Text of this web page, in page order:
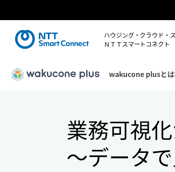
ハウジング・クラウド・
ＮＴＴスマートコネクト
wakucone plusとは
業務可視
～データ